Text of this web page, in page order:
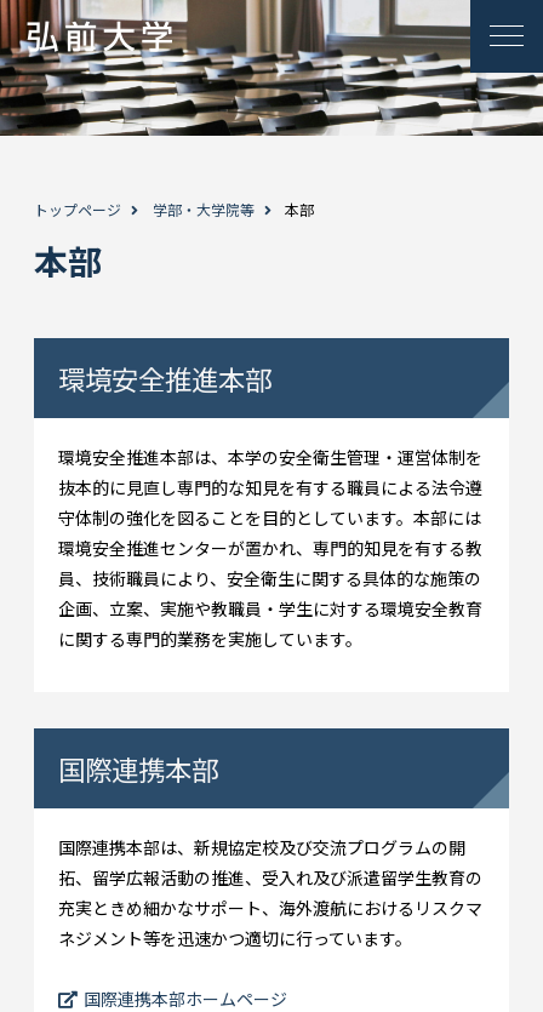
トップページ 学部・大学院等 本部
本部
環境安全推進本部
環境安全推進本部は、本学の安全衛生管理・運営体制を
抜本的に見直し専門的な知見を有する職員による法令遵
守体制の強化を図ることを目的としています。本部には
環境安全推進センターが置かれ、専門的知見を有する教
員、技術職員により、安全衛生に関する具体的な施策の
企画、立案、実施や教職員・学生に対する環境安全教育
に関する専門的業務を実施しています。
国際連携本部
国際連携本部は、新規協定校及び交流プログラムの開
拓、留学広報活動の推進、受入れ及び派遣留学生教育の
充実ときめ細かなサポート、海外渡航におけるリスクマ
ネジメント等を迅速かつ適切に行っています。
国際連携本部ホームページ